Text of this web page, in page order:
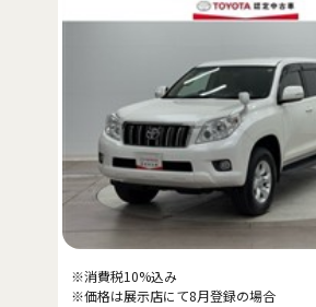
※消費税10%込み
※価格は展示店にて8月登録の場合